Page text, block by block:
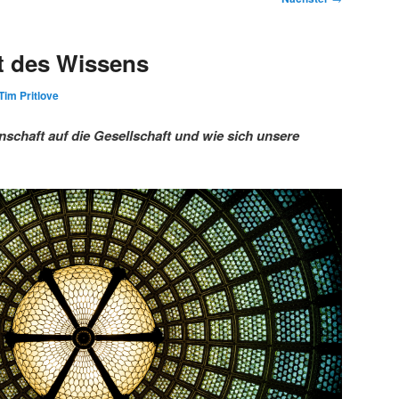
des Wissens
Pritlove
auf die Gesellschaft und wie sich unsere